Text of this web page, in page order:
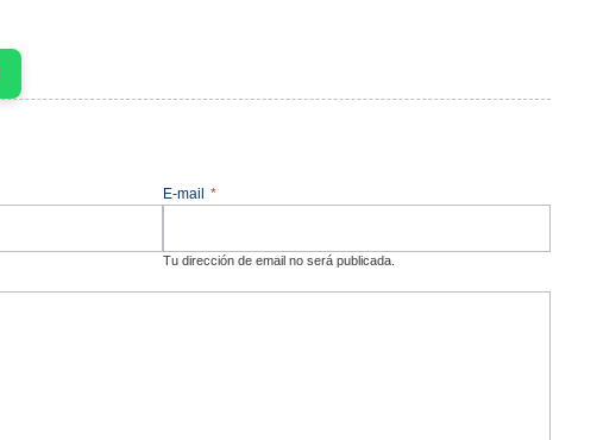
E-mail *
Tu dirección de email no será publicada.